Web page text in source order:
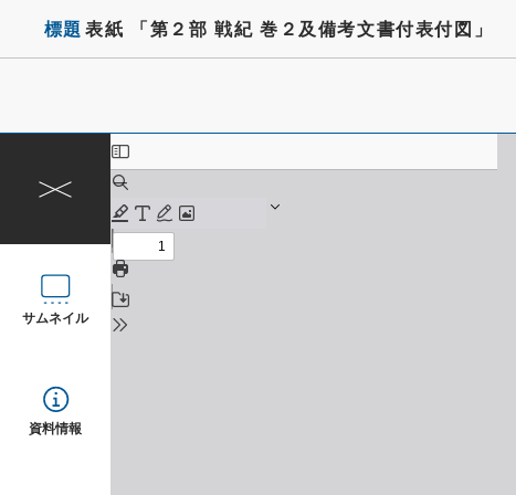
標題 表紙 「第２部 戦紀 巻２及備考文書付表付図」
サムネイル
資料情報